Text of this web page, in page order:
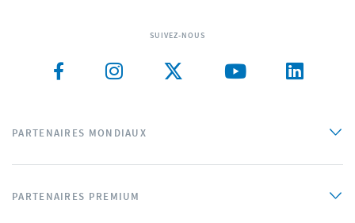
SUIVEZ-NOUS
PARTENAIRES MONDIAUX
PARTENAIRES PREMIUM